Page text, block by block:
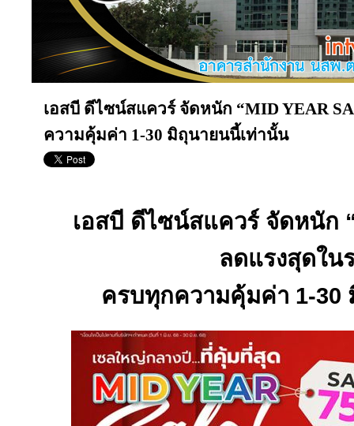
เอสบี ดีไซน์สแควร์ จัดหนัก “MID YEAR
ความคุ้มค่า 1-30 มิถุนายนนี้เท่านั้น
เอสบี ดีไซน์สแควร์ จัดหนัก
ลดแรงสุดใน
ครบทุกความคุ้มค่า 1-30